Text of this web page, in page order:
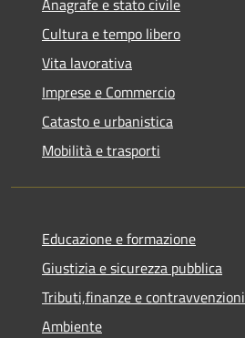
Anagrafe e stato civile
Cultura e tempo libero
Vita lavorativa
Imprese e Commercio
Catasto e urbanistica
Mobilità e trasporti
Educazione e formazione
Giustizia e sicurezza pubblica
Tributi,finanze e contravvenzioni
Ambiente